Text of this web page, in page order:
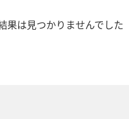
果は見つかりませんでした